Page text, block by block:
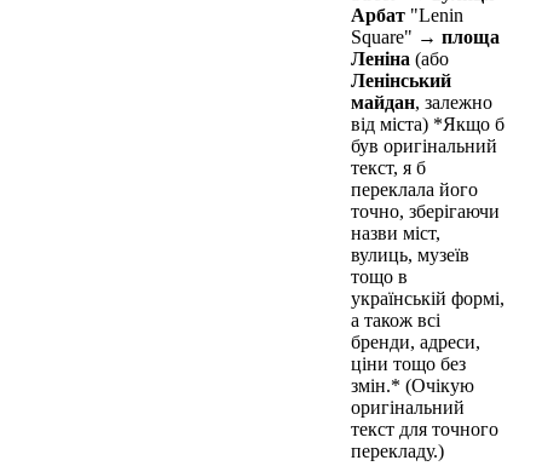
Арбат "Lenin
Square" → площа
Леніна (або
Ленінський
майдан, залежно
від міста) *Якщо б
був оригінальний
текст, я б
переклала його
точно, зберігаючи
назви міст,
вулиць, музеїв
тощо в
українській формі,
а також всі
бренди, адреси,
ціни тощо без
змін.* (Очікую
оригінальний
текст для точного
перекладу.)